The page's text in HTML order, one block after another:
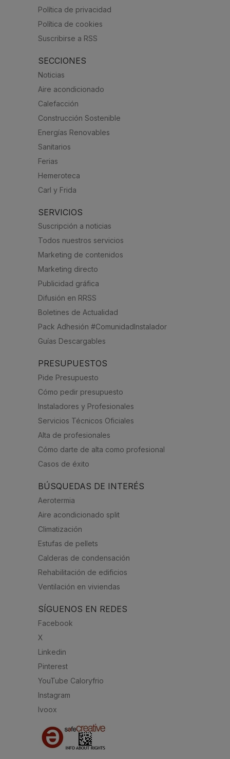
Política de privacidad
Política de cookies
Suscribirse a RSS
SECCIONES
Noticias
Aire acondicionado
Calefacción
Construcción Sostenible
Energías Renovables
Sanitarios
Ferias
Hemeroteca
Carl y Frida
SERVICIOS
Suscripción a noticias
Todos nuestros servicios
Marketing de contenidos
Marketing directo
Publicidad gráfica
Difusión en RRSS
Boletines de Actualidad
Pack Adhesión #ComunidadInstalador
Guías Descargables
PRESUPUESTOS
Pide Presupuesto
Cómo pedir presupuesto
Instaladores y Profesionales
Servicios Técnicos Oficiales
Alta de profesionales
Cómo darte de alta como profesional
Casos de éxito
BÚSQUEDAS DE INTERÉS
Aerotermia
Aire acondicionado split
Climatización
Estufas de pellets
Calderas de condensación
Rehabilitación de edificios
Ventilación en viviendas
SÍGUENOS EN REDES
Facebook
X
Linkedin
Pinterest
YouTube Caloryfrio
Instagram
Ivoox